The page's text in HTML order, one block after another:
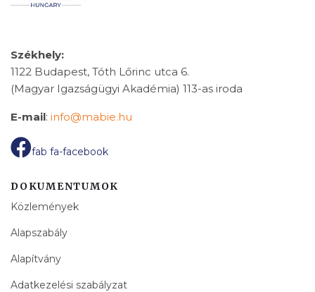
Székhely:
1122 Budapest, Tóth Lőrinc utca 6.
(Magyar Igazságügyi Akadémia) 113-as iroda
E-mail: info@mabie.hu
fab fa-facebook
DOKUMENTUMOK
Közlemények
Alapszabály
Alapítvány
Adatkezelési szabályzat